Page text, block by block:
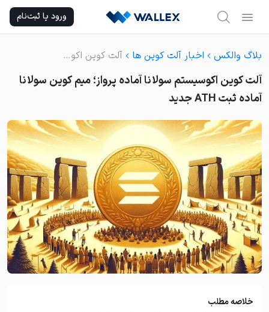
content
ورود یا ثبت‌نام
بلاگ والکس اخبار آلت کوین ها آلت کوین اکوسیستم سولانا آماده پرواز؛ میم کوین سولانا آماده ثبت ATH جدید
آلت کوین اکوسیستم سولانا آماده پرواز؛ میم کوین سولانا
آماده ثبت ATH جدید
خلاصه مطلب